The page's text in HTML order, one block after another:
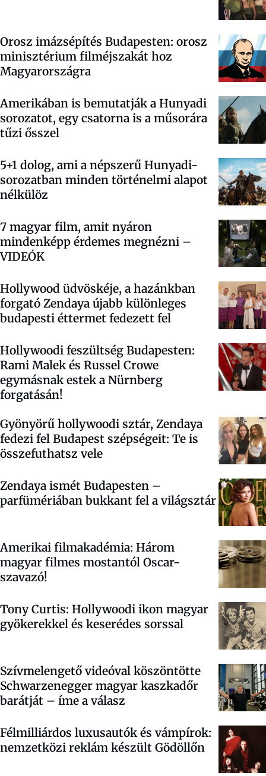
Orosz imázsépítés Budapesten: orosz
minisztérium filméjszakát hoz
Magyarországra
Amerikában is bemutatják a Hunyadi
sorozatot, egy csatorna is a műsorára
tűzi ősszel
5+1 dolog, ami a népszerű Hunyadi-
sorozatban minden történelmi alapot
nélkülöz
7 magyar film, amit nyáron
mindenképp érdemes megnézni –
VIDEÓK
Hollywood üdvöskéje, a hazánkban
forgató Zendaya újabb különleges
budapesti éttermet fedezett fel
Hollywoodi feszültség Budapesten:
Rami Malek és Russel Crowe
egymásnak estek a Nürnberg
forgatásán!
Gyönyörű hollywoodi sztár, Zendaya
fedezi fel Budapest szépségeit: Te is
összefuthatsz vele
Zendaya ismét Budapesten –
parfümériában bukkant fel a világsztár
Amerikai filmakadémia: Három
magyar filmes mostantól Oscar-
szavazó!
Tony Curtis: Hollywoodi ikon magyar
gyökerekkel és keserédes sorssal
Szívmelengető videóval köszöntötte
Schwarzenegger magyar kaszkadőr
barátját – íme a válasz
Félmilliárdos luxusautók és vámpírok:
nemzetközi reklám készült Gödöllőn